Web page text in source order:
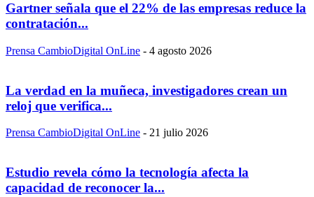
Gartner señala que el 22% de las empresas reduce la
contratación...
Prensa CambioDigital OnLine - 4 agosto 2026
La verdad en la muñeca, investigadores crean un
reloj que verifica...
Prensa CambioDigital OnLine - 21 julio 2026
Estudio revela cómo la tecnología afecta la
capacidad de reconocer la...